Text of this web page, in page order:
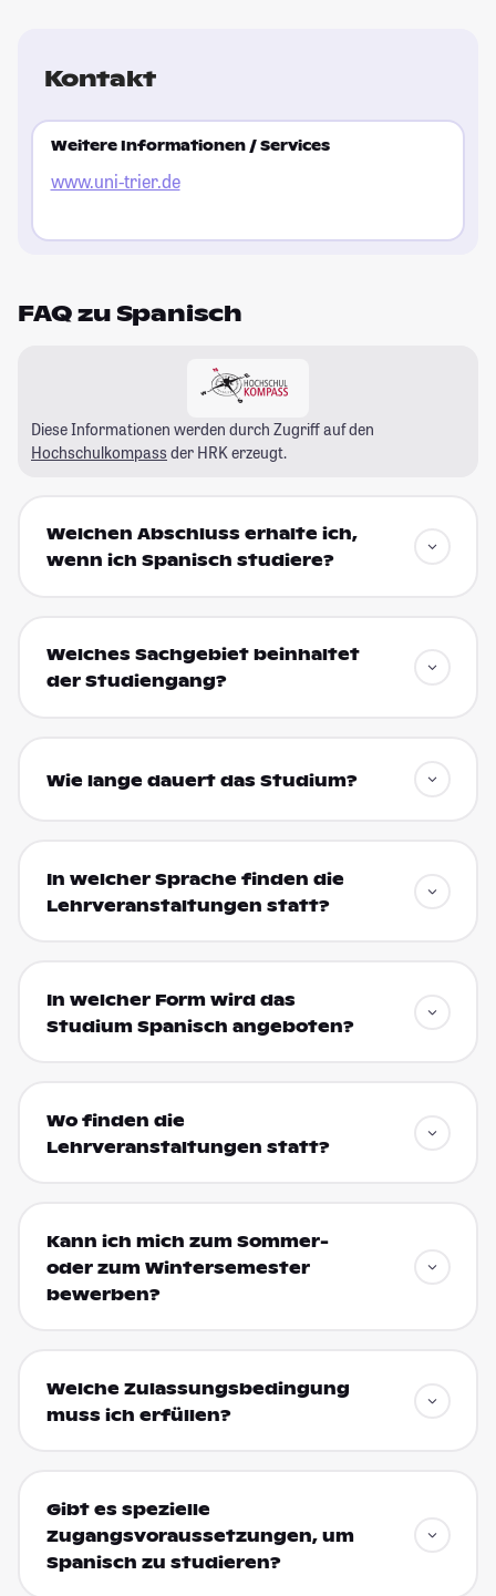
Kontakt
Weitere Informationen / Services
www.uni-trier.de
FAQ zu Spanisch
Diese Informationen werden durch Zugriff auf den
Hochschulkompass der HRK erzeugt.
Welchen Abschluss erhalte ich,
wenn ich Spanisch studiere?
Welches Sachgebiet beinhaltet
der Studiengang?
Wie lange dauert das Studium?
In welcher Sprache finden die
Lehrveranstaltungen statt?
In welcher Form wird das
Studium Spanisch angeboten?
Wo finden die
Lehrveranstaltungen statt?
Kann ich mich zum Sommer-
oder zum Wintersemester
bewerben?
Welche Zulassungsbedingung
muss ich erfüllen?
Gibt es spezielle
Zugangsvoraussetzungen, um
Spanisch zu studieren?